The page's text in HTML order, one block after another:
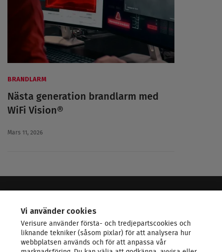
BRANDLARM
Nästa generation brandlarm med
WiFi Vision®
Mars 11, 2026
KONTAKTA OSS
Vi använder cookies
Verisure använder första- och tredjepartscookies och
liknande tekniker (såsom pixlar) för att analysera hur
webbplatsen används och för att anpassa vår